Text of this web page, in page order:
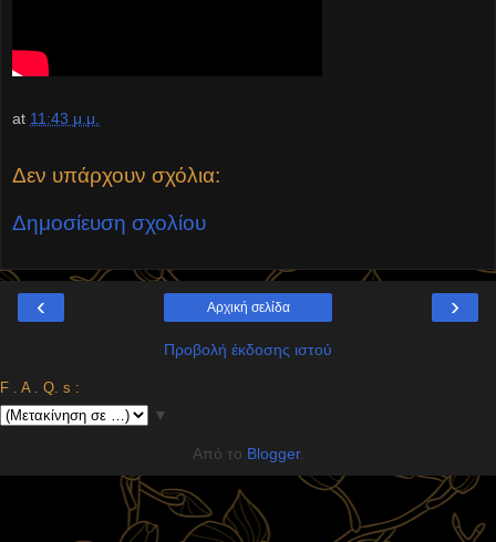
at 11:43 μ.μ.
Δεν υπάρχουν σχόλια:
Δημοσίευση σχολίου
‹ ›
Αρχική σελίδα
Προβολή έκδοσης ιστού
F . A . Q. s :
▼
Από το Blogger.